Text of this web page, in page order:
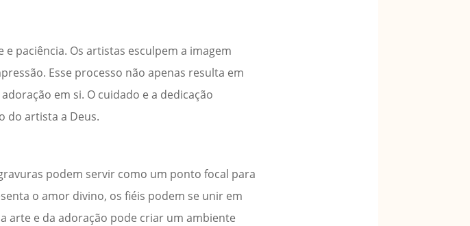
paciência. Os artistas esculpem a imagem
Esse processo não apenas resulta em
em si. O cuidado e a dedicação
do artista a Deus.
podem servir como um ponto focal para
o amor divino, os fiéis podem se unir em
arte e da adoração pode criar um ambiente